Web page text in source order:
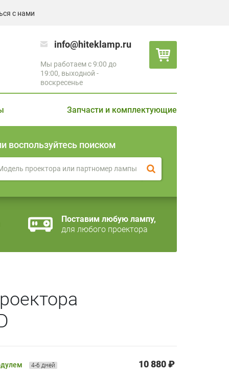
с нами
info@hiteklamp.ru
Мы работаем с 9:00 до
19:00, выходной -
воскресенье
Запчасти и комплектующие
воспользуйтесь поиском
Поставим любую лампу,
для любого проектора
4-6 дней 10 880 ₽